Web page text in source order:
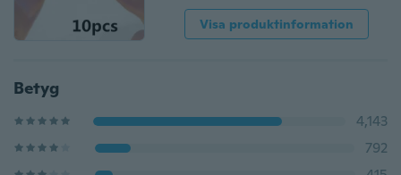
Visa produktinformation
Betyg
4,143
792